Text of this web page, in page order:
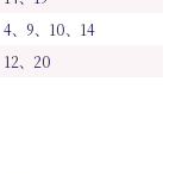
4、9、10、14
12、20